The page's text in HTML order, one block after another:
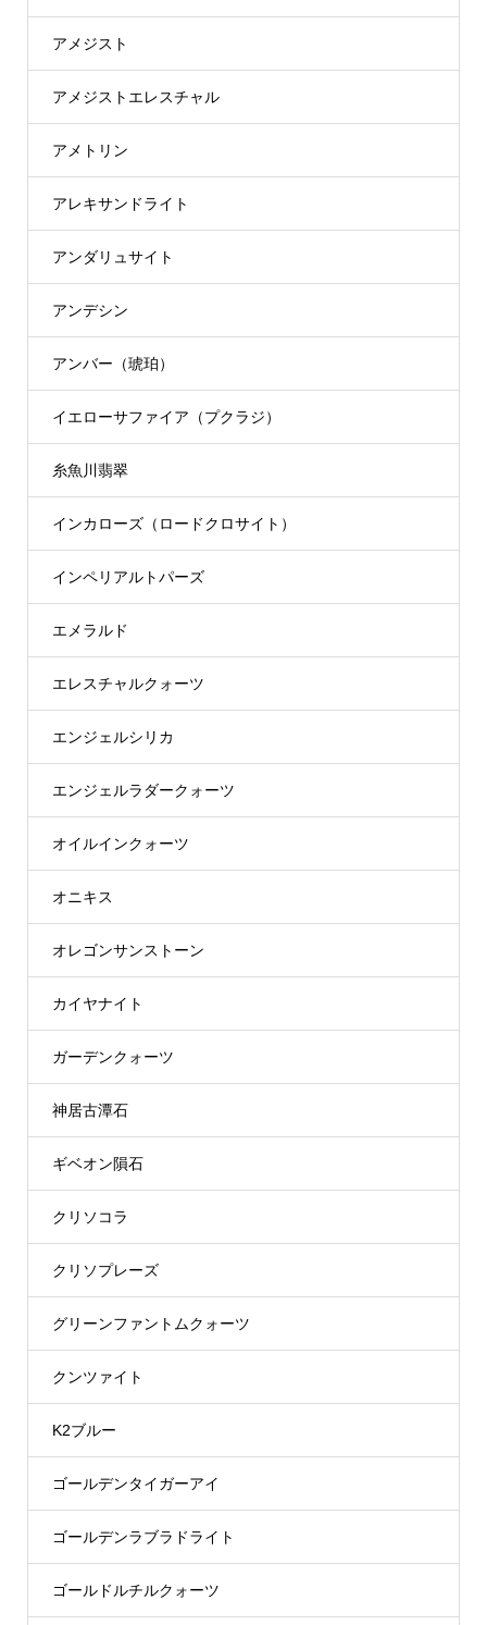
アメジスト
アメジストエレスチャル
アメトリン
アレキサンドライト
アンダリュサイト
アンデシン
アンバー（琥珀）
イエローサファイア（プクラジ）
糸魚川翡翠
インカローズ（ロードクロサイト）
インペリアルトパーズ
エメラルド
エレスチャルクォーツ
エンジェルシリカ
エンジェルラダークォーツ
オイルインクォーツ
オニキス
オレゴンサンストーン
カイヤナイト
ガーデンクォーツ
神居古潭石
ギベオン隕石
クリソコラ
クリソプレーズ
グリーンファントムクォーツ
クンツァイト
K2ブルー
ゴールデンタイガーアイ
ゴールデンラブラドライト
ゴールドルチルクォーツ